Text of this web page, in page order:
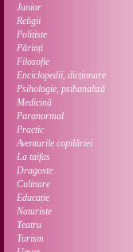
Junior
Religii
Polițiste
Părinți
Filosofie
Enciclopedii, dicționare
Psihologie, psihanaliză
Medicină
Paranormal
Practic
Aventurile copilăriei
La taifas
Dragoste
Culinare
Educație
Naturiste
Teatru
Turism